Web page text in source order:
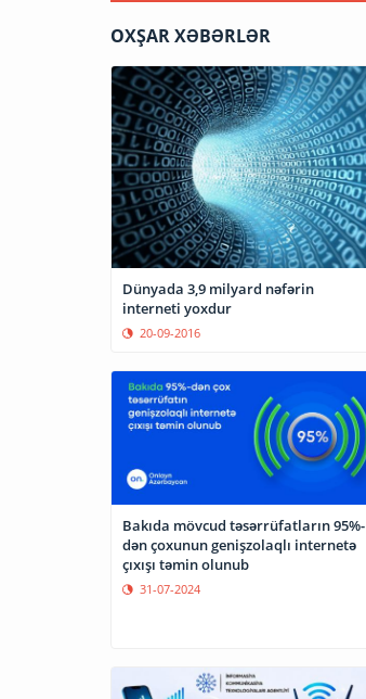
OXŞAR XƏBƏRLƏR
Dünyada 3,9 milyard nəfərin
interneti yoxdur
20-09-2016
Bakıda mövcud təsərrüfatların 95%-
dən çoxunun genişzolaqlı internetə
çıxışı təmin olunub
31-07-2024